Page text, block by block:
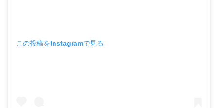
この投稿をInstagramで見る